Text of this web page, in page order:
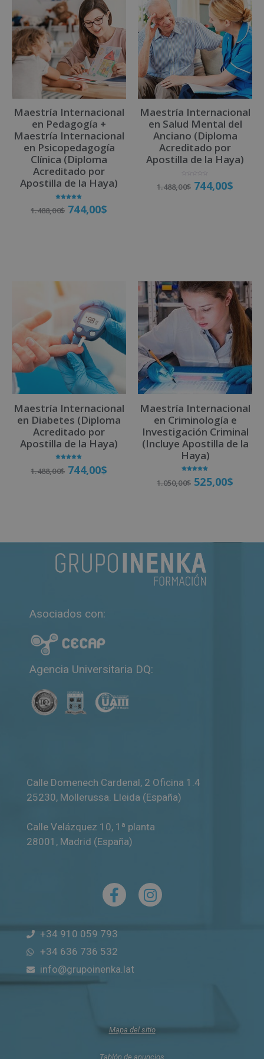
e
r
n
a
v
e
Maestría Internacional
en Pedagogía +
Maestría Internacional
en Psicopedagogía
Clínica (Diploma
Acreditado por
Apostilla de la Haya)
con
5.00
1.488,00$ 744,00$
Maestría Internacional
en Salud Mental del
Anciano (Diploma
Acreditado por
Apostilla de la Haya)
a
l
1.488,00$ 744,00$
Maestría Internacional
en Diabetes (Diploma
Acreditado por
Apostilla de la Haya)
con
5.00
1.488,00$ 744,00$
Maestría Internacional
en Criminología e
Investigación Criminal
(Incluye Apostilla de la
Haya)
con
5.00
1.050,00$ 525,00$
Asociados con:
Agencia Universitaria DQ:
Calle Domenech Cardenal, 2 Oficina 1.4
25230, Mollerussa Lleida (España)
Calle Velázquez 10, 1ª planta
28001 , Madrid (España)
+34 910 059 793
+34 636 736 532
info@grupoinenka.lat
Mapa del sitio
Tablón de anuncios